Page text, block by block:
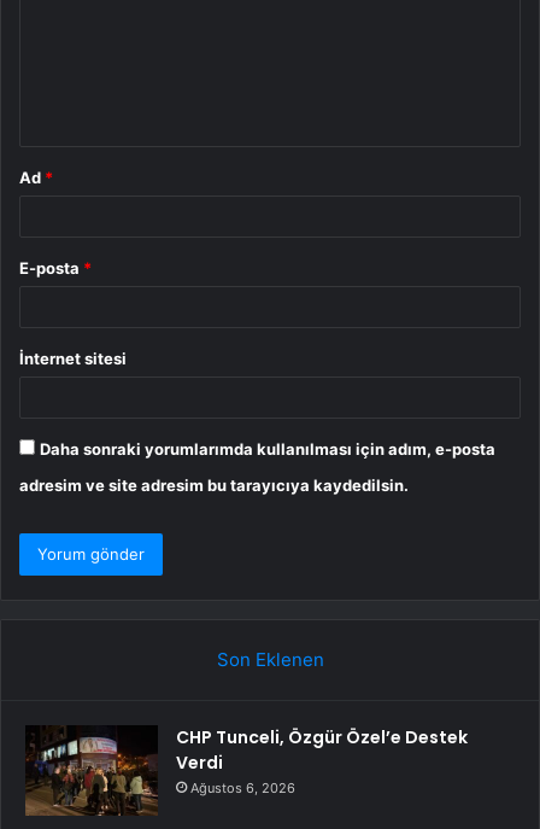
Ad *
E-posta *
İnternet sitesi
Daha sonraki yorumlarımda kullanılması için adım, e-posta
adresim ve site adresim bu tarayıcıya kaydedilsin.
Son Eklenen
CHP Tunceli, Özgür Özel’e Destek
Verdi
Ağustos 6, 2026